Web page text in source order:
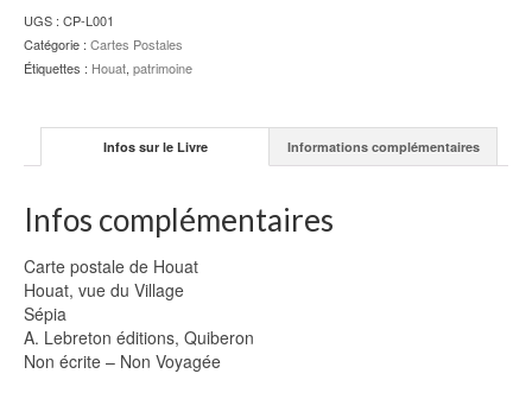
du
Village
-
UGS : CP-L001
Catégorie : Cartes Postales
Étiquettes : Houat, patrimoine
Infos sur le Livre Informations complémentaires
Infos complémentaires
Carte postale de Houat
Houat, vue du Village
Sépia
A. Lebreton éditions, Quiberon
Non écrite – Non Voyagée